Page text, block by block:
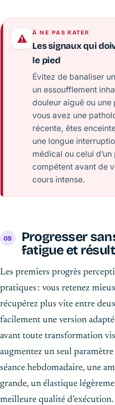
À NE PAS RATER
Les signaux qui
le pied
Évitez de banaliser
un essoufflement
douleur aiguë ou
vous avez une
récente, êtes
une longue
médical ou celui
compétent avant de
cours intense.
Progresser
fatigue et
Les premiers progrès
pratiques : vous retenez
récupérez plus vite entre
facilement une version
avant toute transformation
augmentez un seul
séance hebdomadaire, une
grande, un élastique
meilleure qualité